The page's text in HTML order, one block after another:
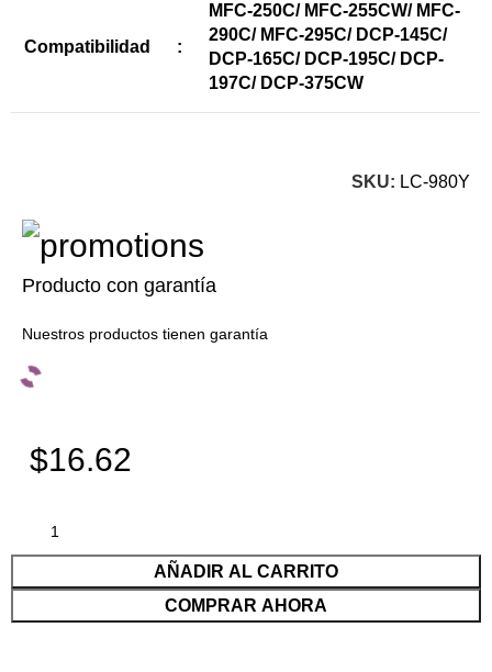
Compatibilidad :
MFC-250C/ MFC-255CW/ MFC-
290C/ MFC-295C/ DCP-145C/
DCP-165C/ DCP-195C/ DCP-
197C/ DCP-375CW
SKU: LC-980Y
Producto con garantía
Nuestros productos tienen garantía
$16.62
AÑADIR AL CARRITO
COMPRAR AHORA